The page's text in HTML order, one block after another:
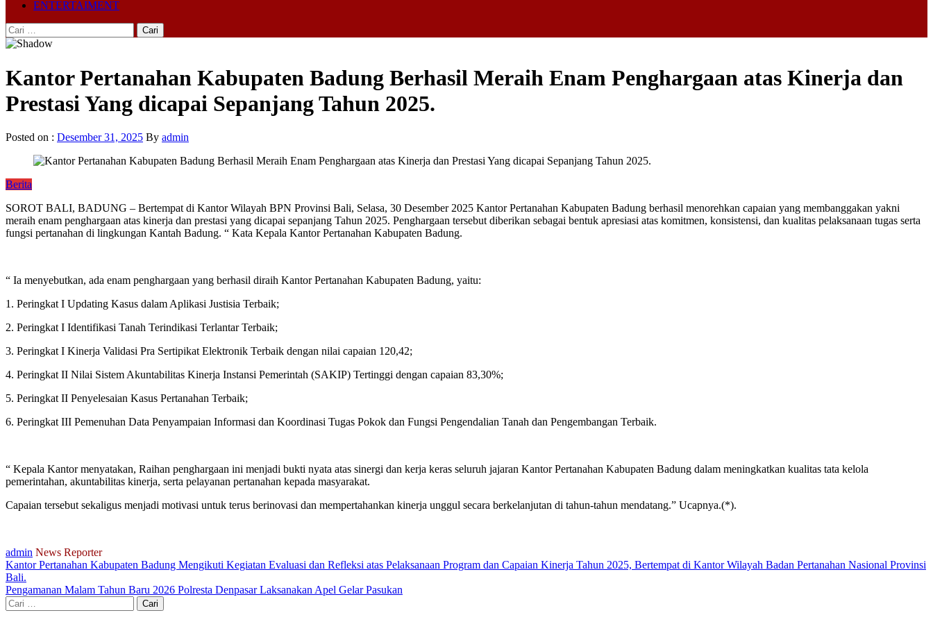
ENTERTAIMENT
Cari
untuk:
Kantor Pertanahan Kabupaten Badung Berhasil Meraih Enam Penghargaan atas Kinerja dan
Prestasi Yang dicapai Sepanjang Tahun 2025.
Posted on : Desember 31, 2025 By admin
Berita
SOROT BALI, BADUNG – Bertempat di Kantor Wilayah BPN Provinsi Bali, Selasa, 30 Desember 2025 Kantor Pertanahan Kabupaten Badung berhasil menorehkan capaian yang membanggakan yakni
meraih enam penghargaan atas kinerja dan prestasi yang dicapai sepanjang Tahun 2025. Penghargaan tersebut diberikan sebagai bentuk apresiasi atas komitmen, konsistensi, dan kualitas pelaksanaan tugas serta
fungsi pertanahan di lingkungan Kantah Badung. “ Kata Kepala Kantor Pertanahan Kabupaten Badung.
“ Ia menyebutkan, ada enam penghargaan yang berhasil diraih Kantor Pertanahan Kabupaten Badung, yaitu:
1. Peringkat I Updating Kasus dalam Aplikasi Justisia Terbaik;
2. Peringkat I Identifikasi Tanah Terindikasi Terlantar Terbaik;
3. Peringkat I Kinerja Validasi Pra Sertipikat Elektronik Terbaik dengan nilai capaian 120,42;
4. Peringkat II Nilai Sistem Akuntabilitas Kinerja Instansi Pemerintah (SAKIP) Tertinggi dengan capaian 83,30%;
5. Peringkat II Penyelesaian Kasus Pertanahan Terbaik;
6. Peringkat III Pemenuhan Data Penyampaian Informasi dan Koordinasi Tugas Pokok dan Fungsi Pengendalian Tanah dan Pengembangan Terbaik.
“ Kepala Kantor menyatakan, Raihan penghargaan ini menjadi bukti nyata atas sinergi dan kerja keras seluruh jajaran Kantor Pertanahan Kabupaten Badung dalam meningkatkan kualitas tata kelola
pemerintahan, akuntabilitas kinerja, serta pelayanan pertanahan kepada masyarakat.
Capaian tersebut sekaligus menjadi motivasi untuk terus berinovasi dan mempertahankan kinerja unggul secara berkelanjutan di tahun-tahun mendatang.” Ucapnya.(*).
admin News Reporter
Kantor Pertanahan Kabupaten Badung Mengikuti Kegiatan Evaluasi dan Refleksi atas Pelaksanaan Program dan Capaian Kinerja Tahun 2025, Bertempat di Kantor Wilayah Badan Pertanahan Nasional Provinsi
Bali.
Pengamanan Malam Tahun Baru 2026 Polresta Denpasar Laksanakan Apel Gelar Pasukan
Cari
untuk: